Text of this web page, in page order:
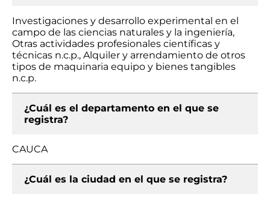
Investigaciones y desarrollo experimental en el
campo de las ciencias naturales y la ingeniería,
Otras actividades profesionales científicas y
técnicas n.c.p., Alquiler y arrendamiento de otros
tipos de maquinaria equipo y bienes tangibles
n.c.p.
¿Cuál es el departamento en el que se
registra?
CAUCA
¿Cuál es la ciudad en el que se registra?